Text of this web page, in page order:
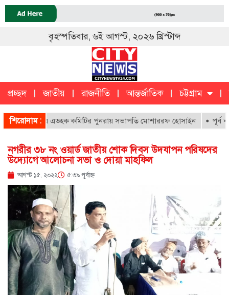
বৃহস্পতিবার, ৬ই আগস্ট, ২০২৬ খ্রিস্টাব্দ
প্রচ্ছদ জাতীয় রাজনীতি আন্তর্জাতিক চট্টগ্রাম
চট্টগ্রাম
শিরোনাম :এডহক কমিটির পুনরায় সভাপতি মোশাররফ হোসাইন পূর্ব
নগরীর ৩৮ নং ওয়ার্ড জাতীয় শোক দিবস উদযাপন পরিষদের
উদ্যোগে আলোচনা সভা ও দোয়া মাহফিল
আগস্ট ১৫, ২০২২ ৫:৩৯ পূর্বাহ্ণ